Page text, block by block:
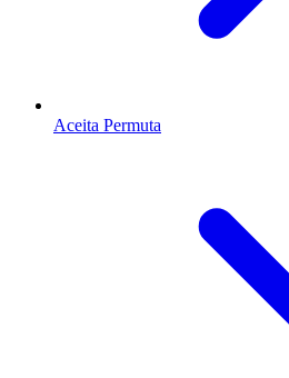
Aceita Permuta